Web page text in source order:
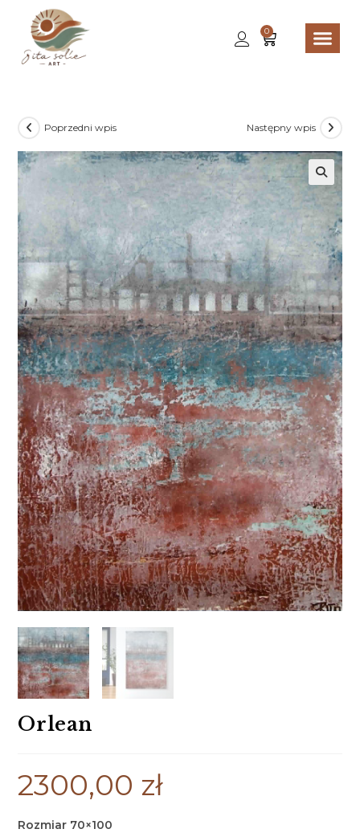
0
Poprzedni wpis Następny wpis
Orlean
2300,00 zł
Rozmiar 70×100